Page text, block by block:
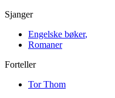
Sjanger
Engelske bøker,
Romaner
Forteller
Tor Thom